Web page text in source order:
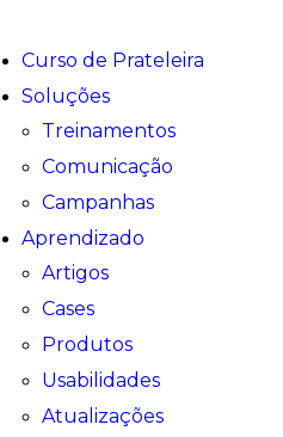
Curso de Prateleira
Soluções
Treinamentos
Comunicação
Campanhas
Aprendizado
Artigos
Cases
Produtos
Usabilidades
Atualizações